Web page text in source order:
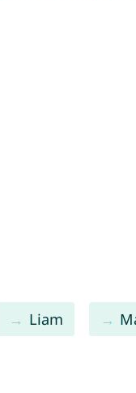
Liam